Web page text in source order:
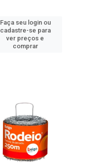
Faça seu login ou
cadastre-se para
ver preços e
comprar